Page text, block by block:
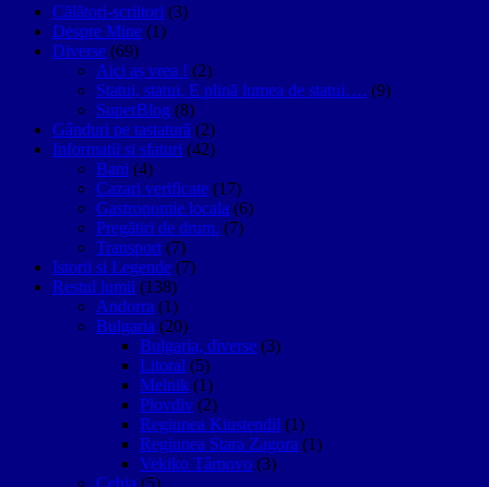
Călători-scriitori (3)
Despre Mine (1)
Diverse (69)
Aici aș vrea ! (2)
Statui, statui, E plină lumea de statui…. (9)
SuperBlog (8)
Gânduri pe tastatură (2)
Informatii si sfaturi (42)
Bani (4)
Cazari verificate (17)
Gastronomie locala (6)
Pregătiri de drum. (7)
Transport (7)
Istorii si Legende (7)
Restul lumii (138)
Andorra (1)
Bulgaria (20)
Bulgaria, diverse (3)
Litoral (5)
Melnik (1)
Plovdiv (2)
Regiunea Kiustendil (1)
Regiunea Stara Zagora (1)
Vekiko Târnovo (3)
Cehia (5)